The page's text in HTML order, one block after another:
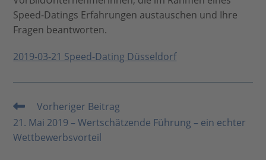
Speed-Datings Erfahrungen austauschen und Ihre
Fragen beantworten.
2019-03-21 Speed-Dating Düsseldorf
Weitere
Artikel
ansehen
Vorheriger Beitrag
21. Mai 2019 – Wertschätzende Führung – ein echter
Wettbewerbsvorteil